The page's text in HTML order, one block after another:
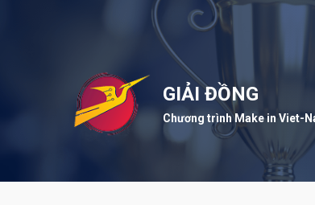
GIẢI ĐỒNG
Chương trình Make in Viet-